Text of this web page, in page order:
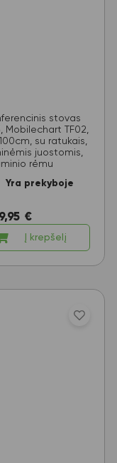
stovas
Mobilechart TF02,
su ratukais,
juostomis,
rėmu
Yra prekyboje
€
Į krepšelį